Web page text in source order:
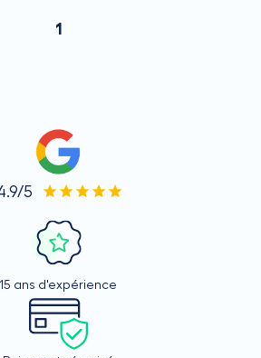
1
5
15 ans d'expérience